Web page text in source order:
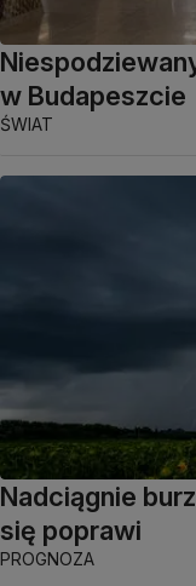
w Budapeszcie
ŚWIAT
Nadciągnie
się poprawi
PROGNOZA